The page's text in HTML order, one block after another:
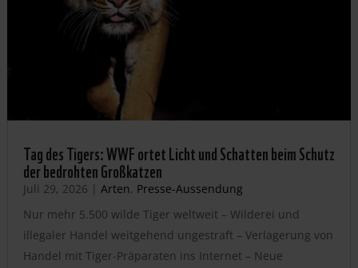
Tag des Tigers: WWF ortet Licht und Schatten beim Schutz
der bedrohten Großkatzen
Juli 29, 2026 | Arten, Presse-Aussendung
Nur mehr 5.500 wilde Tiger weltweit – Wilderei und
illegaler Handel weitgehend ungestraft – Verlagerung von
Handel mit Tiger-Präparaten ins Internet – Neue